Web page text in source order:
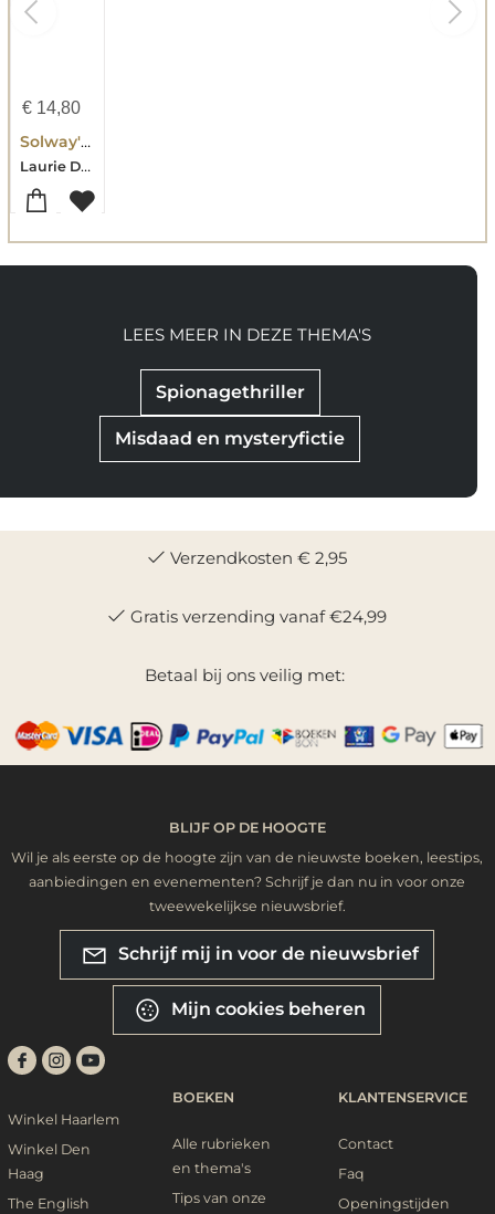
€14,80
Solway's Secret Santa
Laurie Darley
Spionagethriller
Misdaad en mysteryfictie
LEES MEER IN DEZE THEMA'S
Verzendkosten € 2,95
Gratis verzending vanaf €24,99
Betaal bij ons veilig met:
BLIJF OP DE HOOGTE
Wil je als eerste op de hoogte zijn van de nieuwste boeken, leestips,
aanbiedingen en evenementen? Schrijf je dan nu in voor onze
tweewekelijkse nieuwsbrief.
Schrijf mij in voor de nieuwsbrief
Mijn cookies beheren
Winkel Haarlem
Winkel Den
Haag
The English
BOEKEN
Alle rubrieken
en thema's
Tips van onze
KLANTENSERVICE
Contact
Faq
Openingstijden